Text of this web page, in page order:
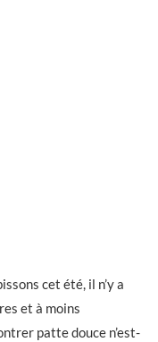
cet été, il n’y a
et à moins
patte douce n’est-